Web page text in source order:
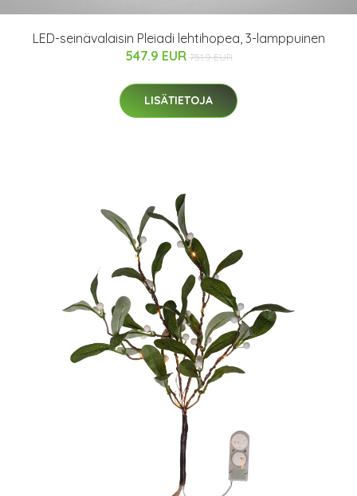
LED-seinävalaisin Pleiadi lehtihopea, 3-lamppuinen
547.9 EUR 751.9 EUR
LISÄTIETOJA